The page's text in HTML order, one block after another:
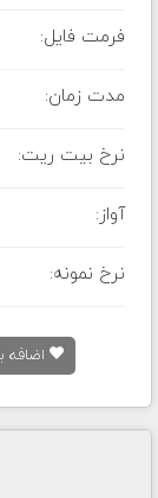
فرمت فایل:
مدت زمان:
نرخ بیت ریت:
آواز:
نرخ نمونه:
اضافه